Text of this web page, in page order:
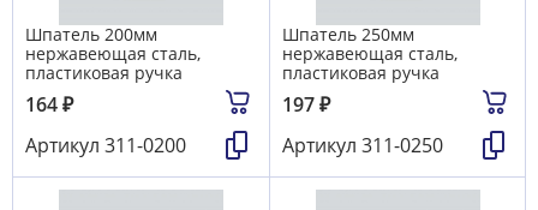
Шпатель 200мм
нержавеющая сталь,
пластиковая ручка
164₽
Артикул 311-0200
Шпатель 250мм
нержавеющая сталь,
пластиковая ручка
197₽
Артикул 311-0250